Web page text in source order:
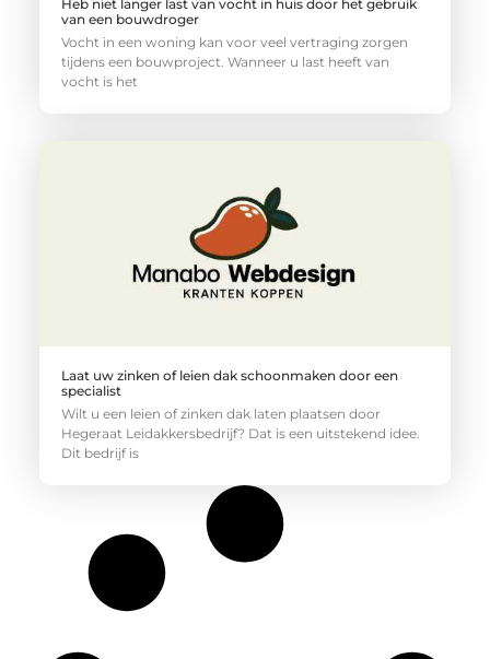
Heb niet langer last van vocht in huis door het gebruik
van een bouwdroger
Vocht in een woning kan voor veel vertraging zorgen
tijdens een bouwproject. Wanneer u last heeft van
vocht is het
Laat uw zinken of leien dak schoonmaken door een
specialist
Wilt u een leien of zinken dak laten plaatsen door
Hegeraat Leidakkersbedrijf? Dat is een uitstekend idee.
Dit bedrijf is